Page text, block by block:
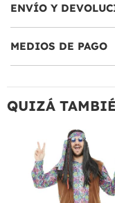
ENVÍO Y
MEDIOS DE PAGO
QUIZÁ